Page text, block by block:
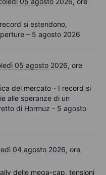
si estendono,
– 5 agosto 2026
05 agosto 2026, ore
del mercato - I record si
alle speranze di un
di Hormuz - 5 agosto
04 agosto 2026, ore
delle mega-cap, tensioni